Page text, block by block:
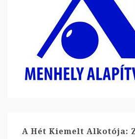
A Hét Kiemelt Alkotója: